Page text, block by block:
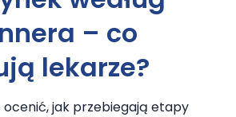
– co
lekarze?
jak przebiegają etapy